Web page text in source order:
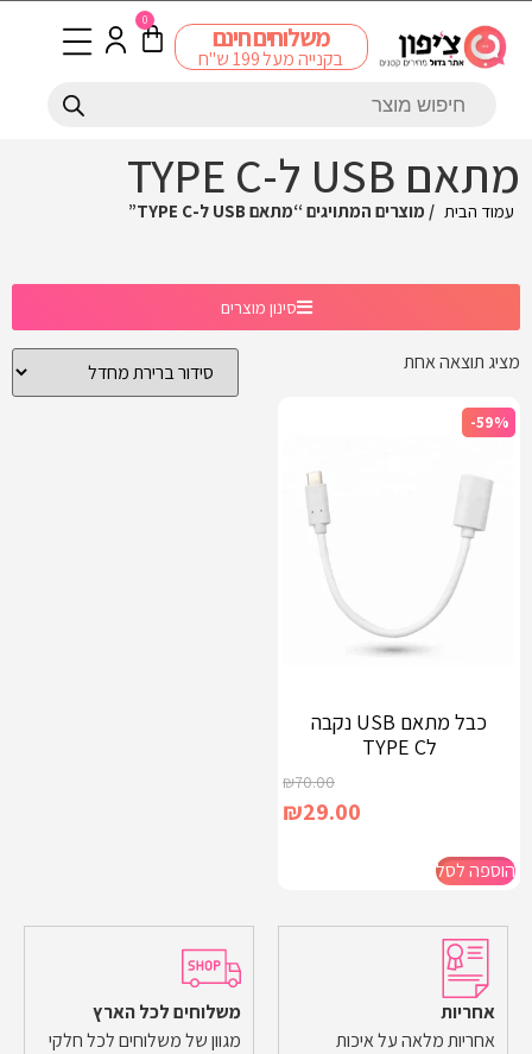
משלוחים חינם
בקנייה מעל 199 ש"ח
0
מתאם USB ל-TYPE C
עמוד הבית / מוצרים המתויגים “מתאם USB ל-TYPE C”
סינון מוצרים
מציג תוצאה אחת
-59%
כבל מתאם USB נקבה
לTYPE C
₪70.00
₪29.00
הוספה לסל
אחריות
אחריות מלאה על איכות
משלוחים לכל הארץ
מגוון של משלוחים לכל חלקי